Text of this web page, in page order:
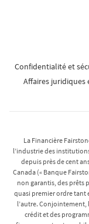
Confidentialité et
Affaires juridiques
La Financière
l’industrie des
depuis près de cent
Canada (« Banque
non garantis, des prêts
quasi premier ordre tant
l’autre. Conjointement,
crédit et des